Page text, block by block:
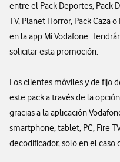
entre el Pack Deportes, Pack
TV, Planet Horror, Pack Caza
en la app Mi Vodafone.
solicitar esta promoción.
Los clientes móviles y de fijo
este pack a través de la
gracias a la aplicación
smartphone, tablet, PC, Fire
decodificador, solo en el